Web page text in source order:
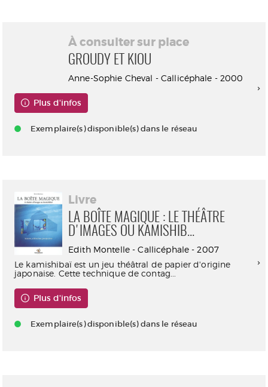
À consulter sur place
GROUDY ET KIOU
Anne-Sophie Cheval - Callicéphale - 2000
Plus d'infos
Exemplaire(s) disponible(s) dans le réseau
Livre
LA BOÎTE MAGIQUE : LE THÉÂTRE
D'IMAGES OU KAMISHIB...
Edith Montelle - Callicéphale - 2007
Le kamishibaï est un jeu théâtral de papier d'origine
japonaise. Cette technique de contag...
Plus d'infos
Exemplaire(s) disponible(s) dans le réseau